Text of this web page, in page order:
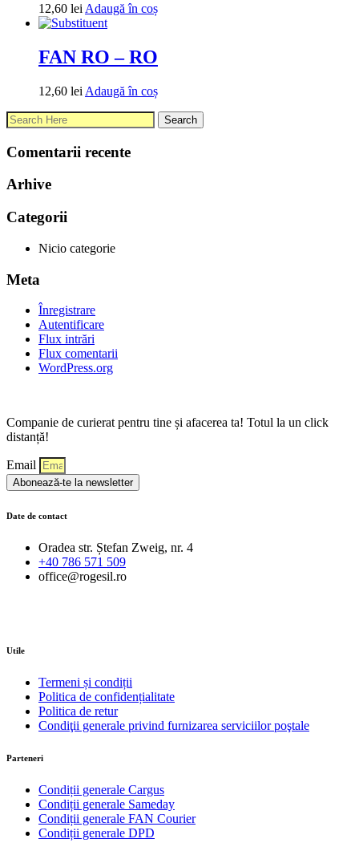
12,60 lei Adaugă în coș
FAN RO – RO
12,60 lei Adaugă în coș
Comentarii recente
Arhive
Categorii
Nicio categorie
Meta
Înregistrare
Autentificare
Flux intrări
Flux comentarii
WordPress.org
Companie de curierat pentru tine și afacerea ta! Totul la un click
distanță!
Email
Abonează-te la newsletter
Date de contact
Oradea str. Ștefan Zweig, nr. 4
+40 786 571 509
office@rogesil.ro
Utile
Termeni și condiții
Politica de confidențialitate
Politica de retur
Condiţii generale privind furnizarea serviciilor poştale
Parteneri
Condiții generale Cargus
Condiții generale Sameday
Condiții generale FAN Courier
Condiții generale DPD